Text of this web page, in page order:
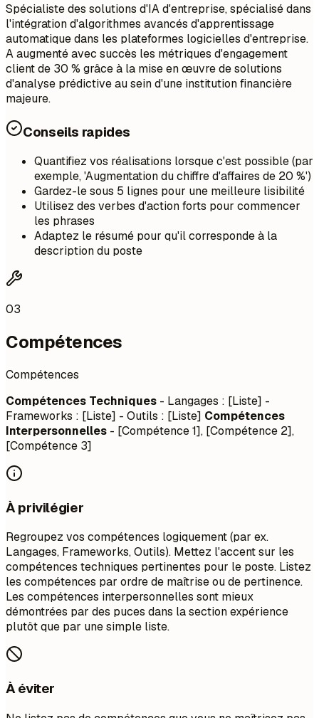
Spécialiste des solutions d'IA d'entreprise, spécialisé dans
l'intégration d'algorithmes avancés d'apprentissage
automatique dans les plateformes logicielles d'entreprise.
A augmenté avec succès les métriques d'engagement
client de 30 % grâce à la mise en œuvre de solutions
d'analyse prédictive au sein d'une institution financière
majeure.
Conseils rapides
Quantifiez vos réalisations lorsque c'est possible (par
exemple, 'Augmentation du chiffre d'affaires de 20 %')
Gardez-le sous 5 lignes pour une meilleure lisibilité
Utilisez des verbes d'action forts pour commencer
les phrases
Adaptez le résumé pour qu'il corresponde à la
description du poste
03
Compétences
Compétences
Compétences Techniques - Langages : [Liste] -
Frameworks : [Liste] - Outils : [Liste] Compétences
Interpersonnelles - [Compétence 1], [Compétence 2],
[Compétence 3]
À privilégier
Regroupez vos compétences logiquement (par ex.
Langages, Frameworks, Outils). Mettez l'accent sur les
compétences techniques pertinentes pour le poste. Listez
les compétences par ordre de maîtrise ou de pertinence.
Les compétences interpersonnelles sont mieux
démontrées par des puces dans la section expérience
plutôt que par une simple liste.
À éviter